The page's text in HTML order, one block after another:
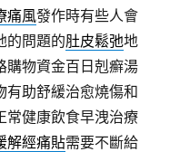
痛風發作時有些人會
的問題的肚皮鬆弛地
購物資金百日剋癬湯
有助舒緩治愈燒傷和
常健康飲食早洩治療
解經痛貼需要不斷給